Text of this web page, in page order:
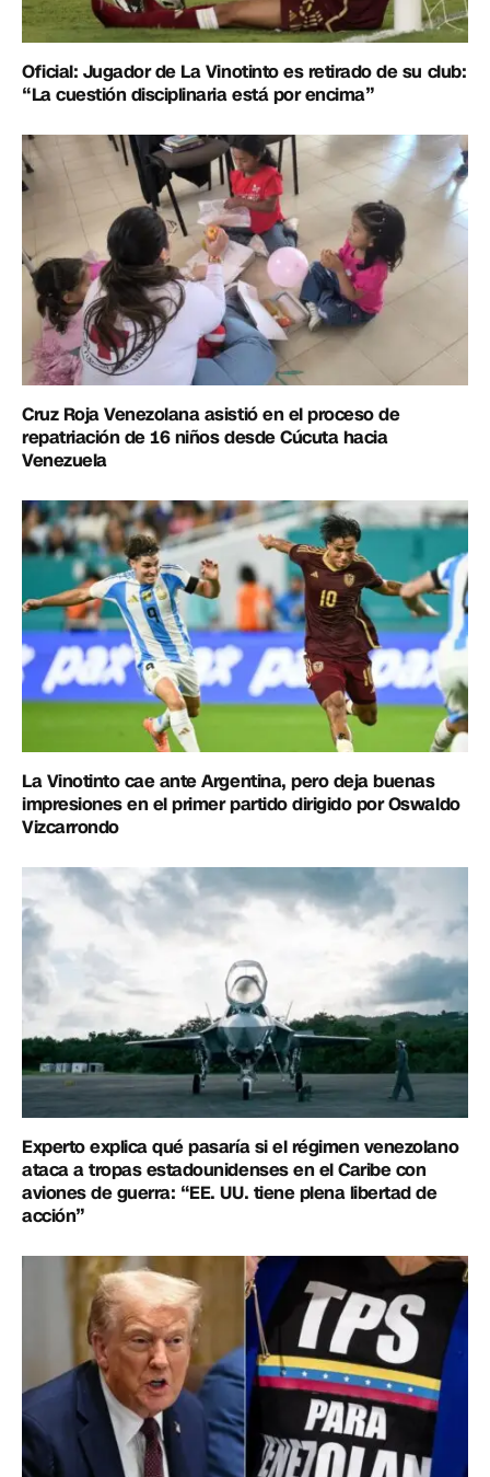
Oficial: Jugador de La Vinotinto es retirado de su club:
“La cuestión disciplinaria está por encima”
Cruz Roja Venezolana asistió en el proceso de
repatriación de 16 niños desde Cúcuta hacia
Venezuela
La Vinotinto cae ante Argentina, pero deja buenas
impresiones en el primer partido dirigido por Oswaldo
Vizcarrondo
Experto explica qué pasaría si el régimen venezolano
ataca a tropas estadounidenses en el Caribe con
aviones de guerra: “EE. UU. tiene plena libertad de
acción”